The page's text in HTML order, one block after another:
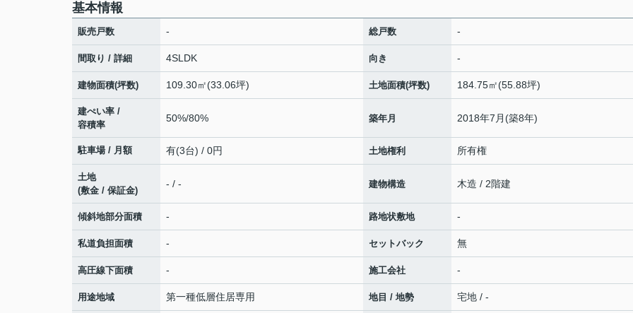
基本情報
販売戸数 - 総戸数 -
間取り / 詳細 4SLDK 向き -
建物面積(坪数) 109.30㎡(33.06坪) 土地面積(坪数) 184.75㎡(55.88坪)
建ぺい率 /
容積率
50%/80% 築年月 2018年7月(築8年)
駐車場 / 月額 有(3台) / 0円 土地権利 所有権
土地
(敷金 / 保証金)
- / - 建物構造 木造 / 2階建
傾斜地部分面積 - 路地状敷地 -
私道負担面積 - セットバック 無
高圧線下面積 - 施工会社 -
用途地域 第一種低層住居専用 地目 / 地勢 宅地 / -